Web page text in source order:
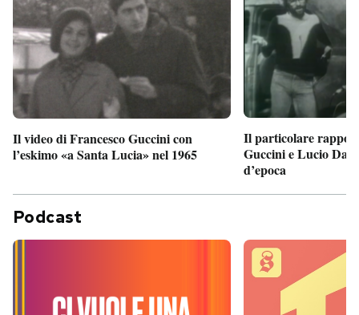
Il video di Francesco Guccini con
l’eskimo «a Santa Lucia» nel 1965
Il particolare
Guccini e Lucio
d’epoca
Podcast